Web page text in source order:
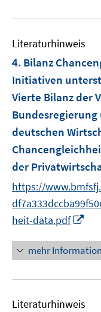
Literaturhinweis
4. Bilanz
Initiativen
Vierte Bilanz der
deutschen
der
https://
heit-data.pdf
n
e
u
m
mehr
Literaturhinweis